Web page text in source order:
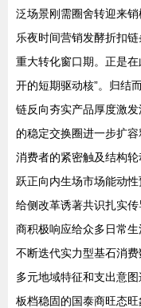
泛场景刚需圈舍转迎来
乐夜时间营销发酵折扣
重大转化窗口期。正是
开的短期驱动核”。归结
链反向夯实产品厚度激
的稳定交换圈进一步扩
消费者的紧密触及结构
跃正向内生场市场能动
给侧改革诱著共识扎实
商积极响应给众多日常
不断迭代实力型基石消
多元地域特征和支出意
板档稳固的国泰商旺态